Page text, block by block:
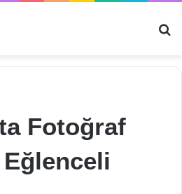
Fotoğraf
Eğlenceli